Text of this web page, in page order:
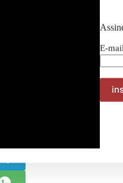
E-